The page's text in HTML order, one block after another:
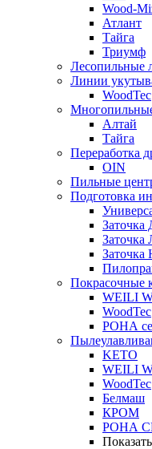
Wood-
Атлант
Тайга
Триумф
Лесопильные
Линии
WoodTec
Алтай
Тайга
Переработка
OIN
Пильные
Подготовка
Покрасочные
WEILI
WoodTec
РОНА
KETO
WEILI
WoodTec
Белмаш
КРОМ
РОНА